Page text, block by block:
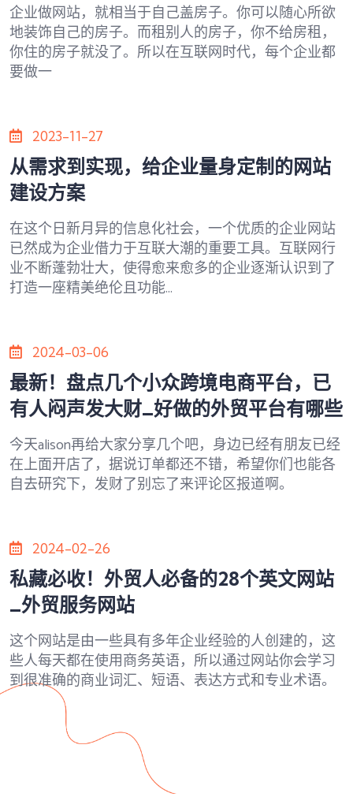
企业做网站，就相当于自己盖房子。你可以随心所欲
地装饰自己的房子。而租别人的房子，你不给房租，
你住的房子就没了。所以在互联网时代，每个企业都
要做一
2023-11-27
从需求到实现，给企业量身定制的网站
建设方案
在这个日新月异的信息化社会，一个优质的企业网站
已然成为企业借力于互联大潮的重要工具。互联网行
业不断蓬勃壮大，使得愈来愈多的企业逐渐认识到了
打造一座精美绝伦且功能...
2024-03-06
最新！盘点几个小众跨境电商平台，已
有人闷声发大财_好做的外贸平台有哪些
今天alison再给大家分享几个吧，身边已经有朋友已经
在上面开店了，据说订单都还不错，希望你们也能各
自去研究下，发财了别忘了来评论区报道啊。
2024-02-26
私藏必收！外贸人必备的28个英文网站
_外贸服务网站
这个网站是由一些具有多年企业经验的人创建的，这
些人每天都在使用商务英语，所以通过网站你会学习
到很准确的商业词汇、短语、表达方式和专业术语。